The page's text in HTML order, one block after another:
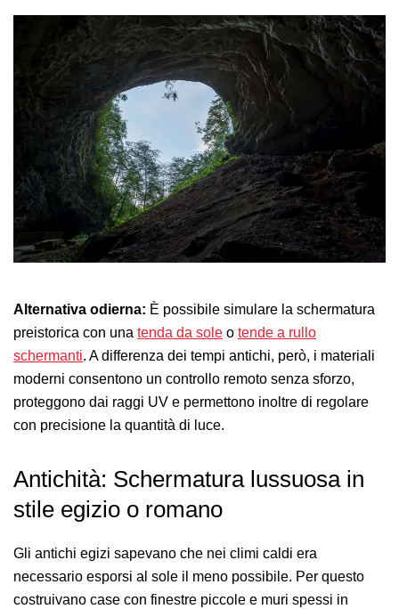
Alternativa odierna: È possibile simulare la schermatura
preistorica con una tenda da sole o tende a rullo
schermanti. A differenza dei tempi antichi, però, i materiali
moderni consentono un controllo remoto senza sforzo,
proteggono dai raggi UV e permettono inoltre di regolare
con precisione la quantità di luce.
Antichità: Schermatura lussuosa in
stile egizio o romano
Gli antichi egizi sapevano che nei climi caldi era
necessario esporsi al sole il meno possibile. Per questo
costruivano case con finestre piccole e muri spessi in